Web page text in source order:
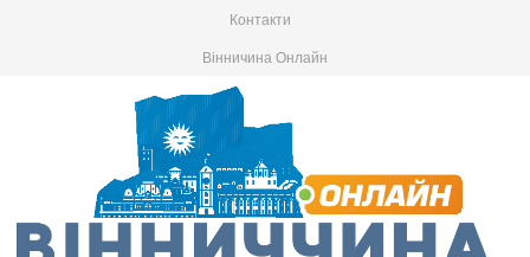
Контакти
Вінничина Онлайн